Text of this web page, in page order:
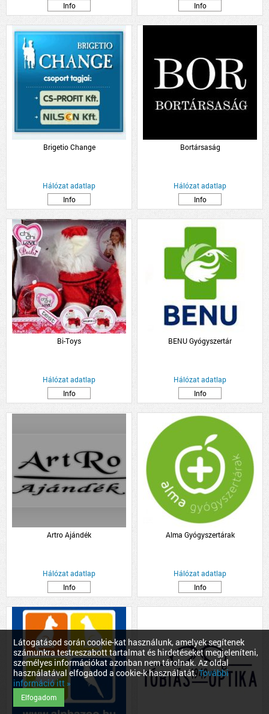
Látogatásod során cookie-kat használunk, amelyek segítenek
számunkra testreszabott tartalmat és hirdetéseket megjeleníteni,
személyes információkat azonban nem tárolnak. Az oldal
használatával elfogadod a cookie-k használatát.További
információ itt »
Elfogadom
Info
Info
Brigetio Change
Hálózat adatlap
Info
Bortársaság
Hálózat adatlap
Info
Bi-Toys
Hálózat adatlap
Info
BENU Gyógyszertár
Hálózat adatlap
Info
Artro Ajándék
Hálózat adatlap
Info
Alma Gyógyszertárak
Hálózat adatlap
Info